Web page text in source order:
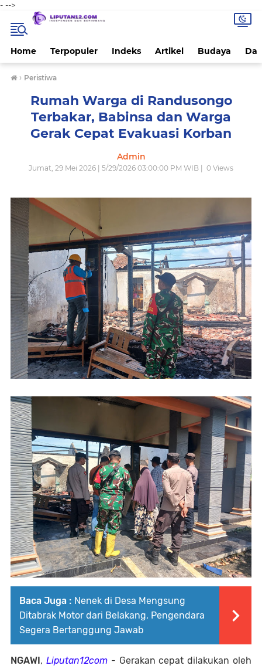
- -->
Home Terpopuler Indeks Artikel Budaya
› Peristiwa
Rumah Warga di Randusongo
Terbakar, Babinsa dan Warga
Gerak Cepat Evakuasi Korban
Admin
Jumat, 29 Mei 2026 | 5/29/2026 03:00:00 PM WIB | 0 Views
Baca Juga : Nenek di Desa Mengsung
Ditabrak Motor dari Belakang, Pengendara
Segera Bertanggung Jawab
NGAWI, Liputan12com- Gerakan cepat dilakukan oleh